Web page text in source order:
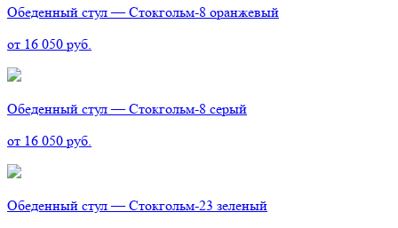
Обеденный стул — Стокгольм-8 оранжевый
от 16 050 руб.
Обеденный стул — Стокгольм-8 серый
от 16 050 руб.
Обеденный стул — Стокгольм-23 зеленый